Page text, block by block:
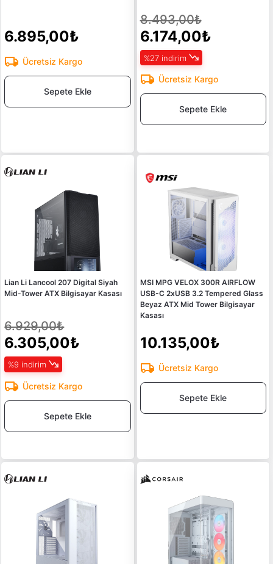
6.895,00₺
Ücretsiz Kargo
Sepete Ekle
8.493,00₺
6.174,00₺
%27 indirim
Ücretsiz Kargo
Sepete Ekle
Lian Li Lancool 207 Digital Siyah
Mid-Tower ATX Bilgisayar Kasası
6.929,00₺
6.305,00₺
%9 indirim
Ücretsiz Kargo
Sepete Ekle
MSI MPG VELOX 300R AIRFLOW
USB-C 2xUSB 3.2 Tempered Glass
Beyaz ATX Mid Tower Bilgisayar
Kasası
10.135,00₺
Ücretsiz Kargo
Sepete Ekle